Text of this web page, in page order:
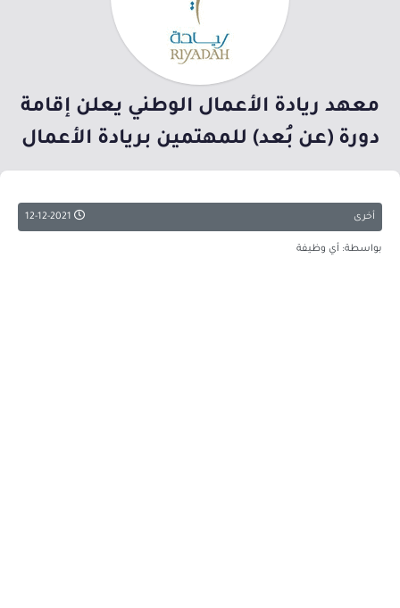
معهد ريادة الأعمال الوطني يعلن إقامة
دورة (عن بُعد) للمهتمين بريادة الأعمال
أخرى
بواسطة: أي وظيفة